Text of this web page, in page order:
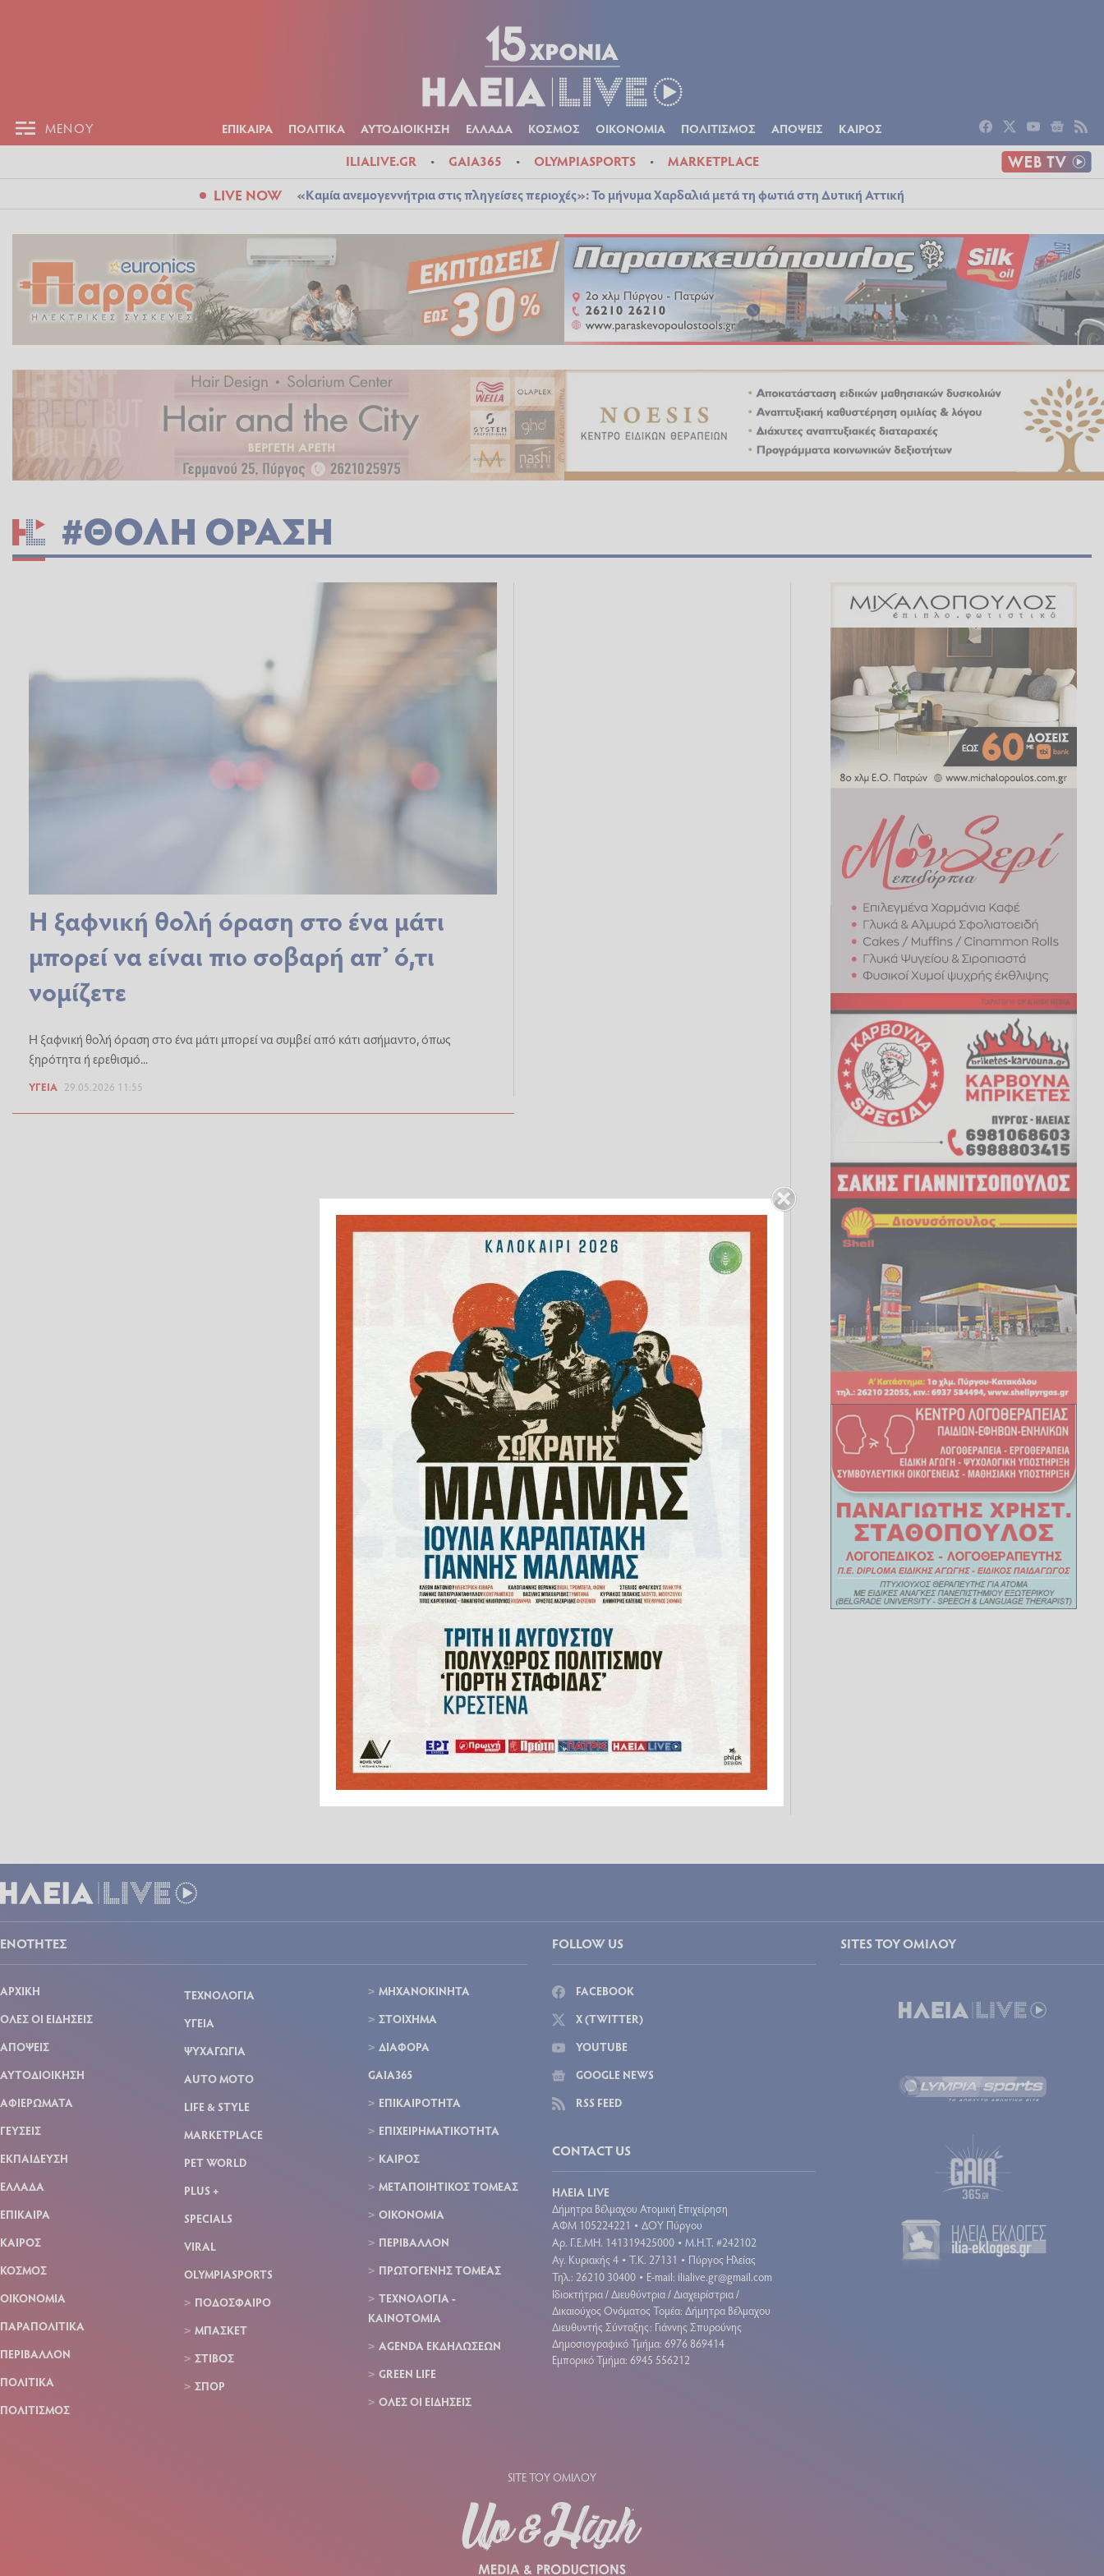
ΜΕΝΟΥ ΕΠΙΚΑΙΡΑ ΠΟΛΙΤΙΚΑ ΑΥΤΟΔΙΟΙΚΗΣΗ ΕΛΛΑΔΑ ΚΟΣΜΟΣ ΟΙΚΟΝΟΜΙΑ ΠΟΛΙΤΙΣΜΟΣ ΑΠΟΨΕΙΣ ΚΑΙΡΟΣ
ILIALIVE.GR GAIA365 OLYMPIASPORTS MARKETPLACE
LIVE NOW «Καμία ανεμογεννήτρια στις πληγείσες περιοχές»: Το μήνυμα Χαρδαλιά μετά τη φωτιά στη Δυτική Αττική
#ΘΟΛΗ ΟΡΑΣΗ
Η ξαφνική θολή όραση στο ένα μάτι
μπορεί να είναι πιο σοβαρή απ’ ό,τι
νομίζετε
Η ξαφνική θολή όραση στο ένα μάτι μπορεί να συμβεί από κάτι ασήμαντο, όπως
ξηρότητα ή ερεθισμό...
ΥΓΕΊΑ 29.05.2026 11:55
ΕΝΟΤΗΤΕΣ
ΑΡΧΙΚΗ
ΟΛΕΣ ΟΙ ΕΙΔΗΣΕΙΣ
ΑΠΟΨΕΙΣ
ΑΥΤΟΔΙΟΙΚΗΣΗ
ΑΦΙΕΡΩΜΑΤΑ
ΓΕΥΣΕΙΣ
ΕΚΠΑΙΔΕΥΣΗ
ΕΛΛΑΔΑ
ΕΠΙΚΑΙΡΑ
ΚΑΙΡΟΣ
ΚΟΣΜΟΣ
ΟΙΚΟΝΟΜΙΑ
ΠΑΡΑΠΟΛΙΤΙΚΑ
ΠΕΡΙΒΑΛΛΟΝ
ΠΟΛΙΤΙΚΑ
ΠΟΛΙΤΙΣΜΟΣ
ΤΕΧΝΟΛΟΓΙΑ
ΥΓΕΙΑ
ΨΥΧΑΓΩΓΙΑ
AUTO MOTO
LIFE & STYLE
MARKETPLACE
PET WORLD
PLUS +
SPECIALS
VIRAL
OLYMPIASPORTS
ΠΟΔΟΣΦΑΙΡΟ
ΜΠΑΣΚΕΤ
ΣΤΙΒΟΣ
ΣΠΟΡ
ΜΗΧΑΝΟΚΙΝΗΤΑ
ΣΤΟΙΧΗΜΑ
ΔΙΑΦΟΡΑ
GAIA365
ΕΠΙΚΑΙΡΟΤΗΤΑ
ΕΠΙΧΕΙΡΗΜΑΤΙΚΟΤΗΤΑ
ΚΑΙΡΟΣ
ΜΕΤΑΠΟΙΗΤΙΚΟΣ ΤΟΜΕΑΣ
ΟΙΚΟΝΟΜΙΑ
ΠΕΡΙΒΑΛΛΟΝ
ΠΡΩΤΟΓΕΝΗΣ ΤΟΜΕΑΣ
ΤΕΧΝΟΛΟΓΙΑ -
ΚΑΙΝΟΤΟΜΙΑ
AGENDA ΕΚΔΗΛΩΣΕΩΝ
GREEN LIFE
ΟΛΕΣ ΟΙ ΕΙΔΗΣΕΙΣ
FOLLOW US
FACEBOOK
X (TWITTER)
YOUTUBE
GOOGLE NEWS
RSS FEED
CONTACT US
ΗΛΕΙΑ LIVE
Δήμητρα Βέλμαχου Ατομική Επιχείρηση
ΑΦΜ 105224221 • ΔΟΥ Πύργου
Aρ. Γ.Ε.ΜΗ. 141319425000 • Μ.Η.Τ. #242102
Αγ. Κυριακής 4 • Τ.Κ. 27131 • Πύργος Ηλείας
Τηλ.: 26210 30400 • E-mail: ilialive.gr@gmail.com
Ιδιοκτήτρια / Διευθύντρια / Διαχειρίστρια /
Δικαιούχος Ονόματος Τομέα: Δήμητρα Βέλμαχου
Διευθυντής Σύνταξης: Γιάννης Σπυρούνης
Δημοσιογραφικό Τμήμα: 6976 869414
Εμπορικό Τμήμα: 6945 556212
SITES ΤΟΥ ΟΜΙΛΟΥ
SITE ΤΟΥ ΟΜΙΛΟΥ